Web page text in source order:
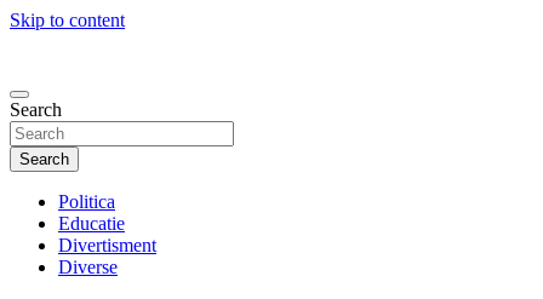
Skip to content
Search
Search
Politica
Educatie
Divertisment
Diverse